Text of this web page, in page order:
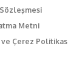
Metni
Çerez
Paşa Sok.